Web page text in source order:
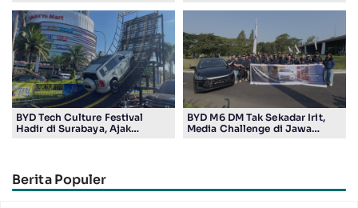
Penggemar Teknologi dan
Sepak Bola
Digital
BYD Tech Culture Festival
Hadir di Surabaya, Ajak
BYD M6 DM Tak Sekadar Irit,
Media Challenge di Jawa
Berita Populer